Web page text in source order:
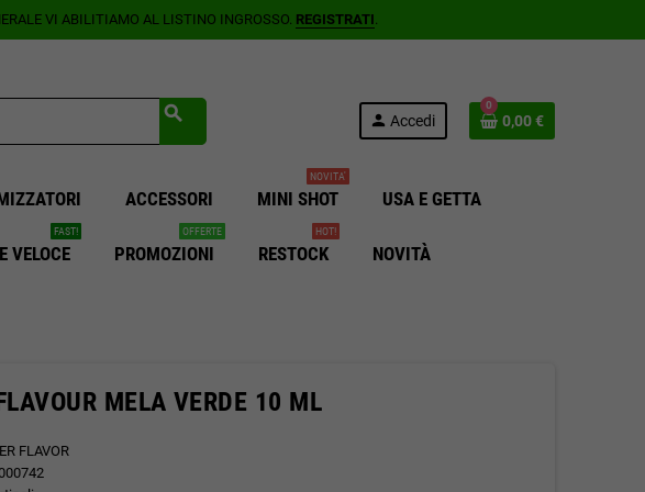
VI ABILITIAMO AL LISTINO INGROSSO. REGISTRATI.
search person Accedi
0
0,00 €
ACCESSORI MINI SHOT
NOVITA'
USA E GETTA
VELOCE
FAST!
PROMOZIONI
OFFERTE
RESTOCK
HOT!
NOVITÀ
MELA VERDE 10 ML
FLAVOR